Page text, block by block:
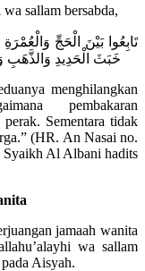
sallam bersabda,
تَابِعُوا بَيْنَ الْحَجِّ
خَبَثَ الْحَدِيدِ وَالذَّهَبِ
menghilangkan
pembakaran
Sementara tidak
(HR. An Nasai no.
Al Albani hadits
jamaah wanita
wa sallam
Aisyah.